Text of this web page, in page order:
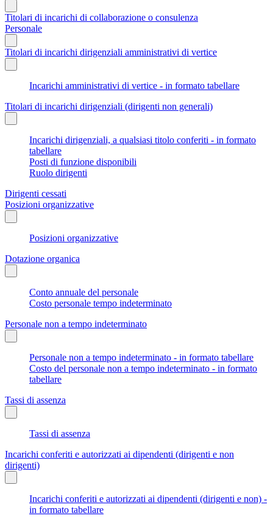
Titolari di incarichi di collaborazione o consulenza
Personale
Titolari di incarichi dirigenziali amministrativi di vertice
Incarichi amministrativi di vertice - in formato tabellare
Titolari di incarichi dirigenziali (dirigenti non generali)
Incarichi dirigenziali, a qualsiasi titolo conferiti - in formato
tabellare
Posti di funzione disponibili
Ruolo dirigenti
Dirigenti cessati
Posizioni organizzative
Posizioni organizzative
Dotazione organica
Conto annuale del personale
Costo personale tempo indeterminato
Personale non a tempo indeterminato
Personale non a tempo indeterminato - in formato tabellare
Costo del personale non a tempo indeterminato - in formato
tabellare
Tassi di assenza
Tassi di assenza
Incarichi conferiti e autorizzati ai dipendenti (dirigenti e non
dirigenti)
Incarichi conferiti e autorizzati ai dipendenti (dirigenti e non) -
in formato tabellare